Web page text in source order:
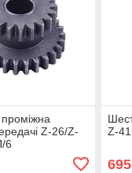
Z-26/Z-
6
Z-
695